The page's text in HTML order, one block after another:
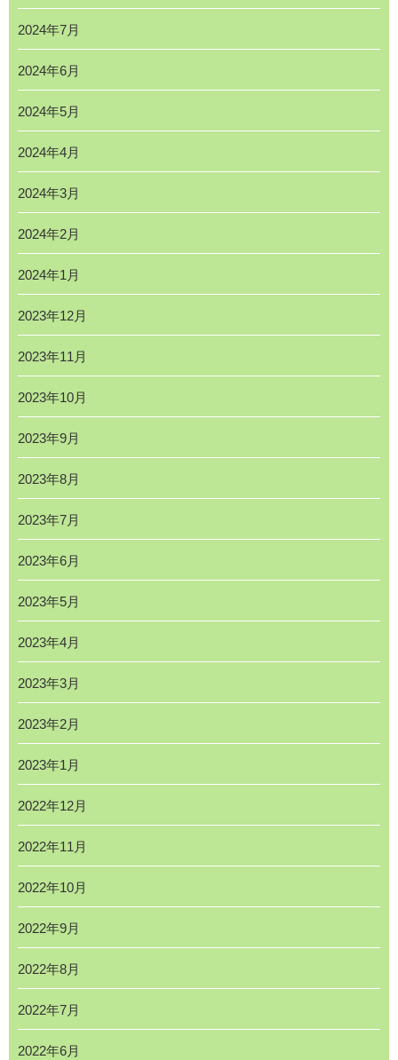
2024年7月
2024年6月
2024年5月
2024年4月
2024年3月
2024年2月
2024年1月
2023年12月
2023年11月
2023年10月
2023年9月
2023年8月
2023年7月
2023年6月
2023年5月
2023年4月
2023年3月
2023年2月
2023年1月
2022年12月
2022年11月
2022年10月
2022年9月
2022年8月
2022年7月
2022年6月